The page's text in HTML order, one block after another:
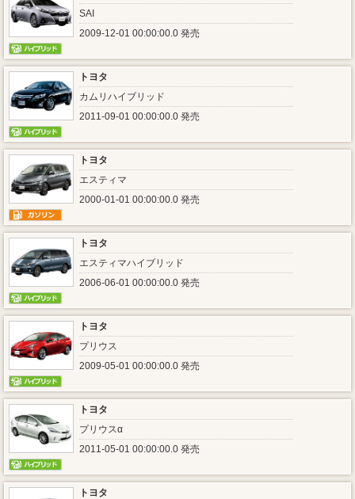
SAI
2009-12-01 00:00:00.0 発売
トヨタ
カムリハイブリッド
2011-09-01 00:00:00.0 発売
トヨタ
エスティマ
2000-01-01 00:00:00.0 発売
トヨタ
エスティマハイブリッド
2006-06-01 00:00:00.0 発売
トヨタ
プリウス
2009-05-01 00:00:00.0 発売
トヨタ
プリウスα
2011-05-01 00:00:00.0 発売
トヨタ